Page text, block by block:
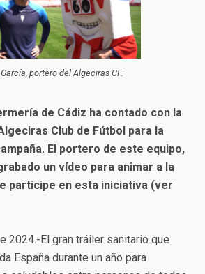
portero del Algeciras CF.
de Cádiz ha contado con la
Club de Fútbol para la
El portero de este equipo,
un vídeo para animar a la
participe en esta iniciativa (ver
2024.-El gran tráiler sanitario que
España durante un año para